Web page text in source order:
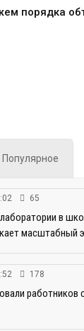
порядка
Популярное
65
в
масштабный
178
работников